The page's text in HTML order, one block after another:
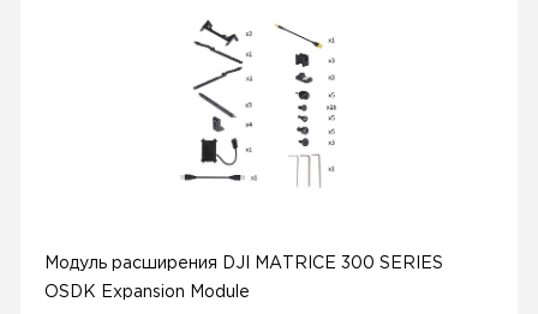
Модуль расширения DJI MATRICE 300 SERIES
OSDK Expansion Module